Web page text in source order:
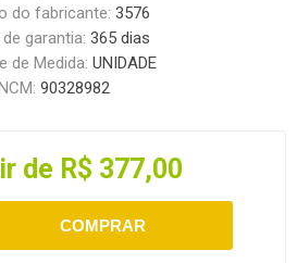
do fabricante: 3576
garantia: 365 dias
de Medida: UNIDADE
90328982
de R$ 377,00
COMPRAR